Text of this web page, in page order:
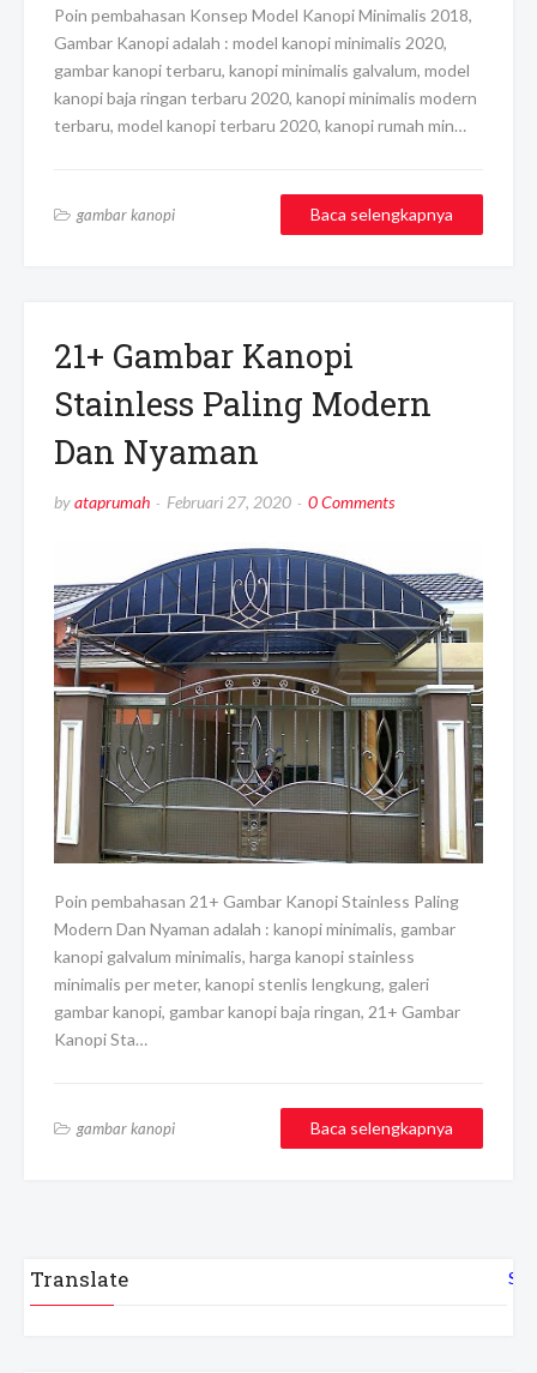
Poin pembahasan Konsep Model Kanopi Minimalis 2018,
Gambar Kanopi adalah : model kanopi minimalis 2020,
gambar kanopi terbaru, kanopi minimalis galvalum, model
kanopi baja ringan terbaru 2020, kanopi minimalis modern
terbaru, model kanopi terbaru 2020, kanopi rumah min…
gambar kanopi Baca selengkapnya
21+ Gambar Kanopi
Stainless Paling Modern
Dan Nyaman
byataprumah Februari 27, 2020 0 Comments
Poin pembahasan 21+ Gambar Kanopi Stainless Paling
Modern Dan Nyaman adalah : kanopi minimalis, gambar
kanopi galvalum minimalis, harga kanopi stainless
minimalis per meter, kanopi stenlis lengkung, galeri
gambar kanopi, gambar kanopi baja ringan, 21+ Gambar
Kanopi Sta…
gambar kanopi Baca selengkapnya
Translate